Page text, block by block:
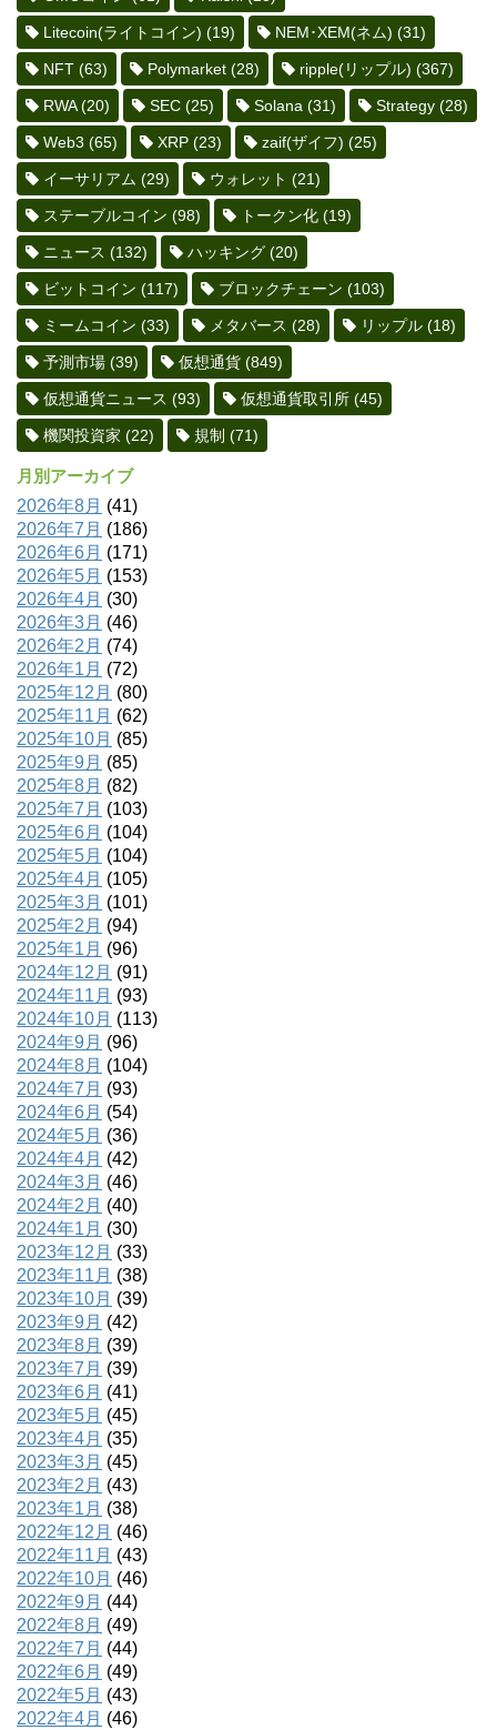
Litecoin(ライトコイン) (19) NEM･XEM(ネム) (31)
NFT (63) Polymarket (28) ripple(リップル) (367)
RWA(20) SEC (25) Solana (31) Strategy (28)
Web3 (65) XRP (23) zaif(ザイフ) (25)
イーサリアム (29) ウォレット (21)
ステーブルコイン (98) トークン化 (19)
ニュース (132) ハッキング (20)
ビットコイン (117) ブロックチェーン (103)
ミームコイン (33) メタバース (28) リップル (18)
予測市場 (39) 仮想通貨 (849)
仮想通貨ニュース (93) 仮想通貨取引所 (45)
機関投資家 (22) 規制 (71)
月別アーカイブ
2026年8月 (41)
2026年7月 (186)
2026年6月 (171)
2026年5月 (153)
2026年4月 (30)
2026年3月 (46)
2026年2月 (74)
2026年1月 (72)
2025年12月 (80)
2025年11月 (62)
2025年10月 (85)
2025年9月 (85)
2025年8月 (82)
2025年7月 (103)
2025年6月 (104)
2025年5月 (104)
2025年4月 (105)
2025年3月 (101)
2025年2月 (94)
2025年1月 (96)
2024年12月 (91)
2024年11月 (93)
2024年10月 (113)
2024年9月 (96)
2024年8月 (104)
2024年7月 (93)
2024年6月 (54)
2024年5月 (36)
2024年4月 (42)
2024年3月 (46)
2024年2月 (40)
2024年1月 (30)
2023年12月 (33)
2023年11月 (38)
2023年10月 (39)
2023年9月 (42)
2023年8月 (39)
2023年7月 (39)
2023年6月 (41)
2023年5月 (45)
2023年4月 (35)
2023年3月 (45)
2023年2月 (43)
2023年1月 (38)
2022年12月 (46)
2022年11月 (43)
2022年10月 (46)
2022年9月 (44)
2022年8月 (49)
2022年7月 (44)
2022年6月 (49)
2022年5月 (43)
2022年4月 (46)